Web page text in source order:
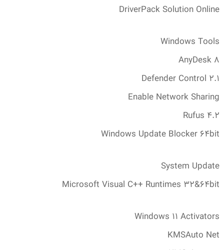
DriverPack Solution Online
Windows Tools
AnyDesk 8
Defender Control 2.1
Enable Network Sharing
Rufus 4.2
Windows Update Blocker 64bit
System Update
Microsoft Visual C++ Runtimes 32&64bit
Windows 11 Activators
KMSAuto Net